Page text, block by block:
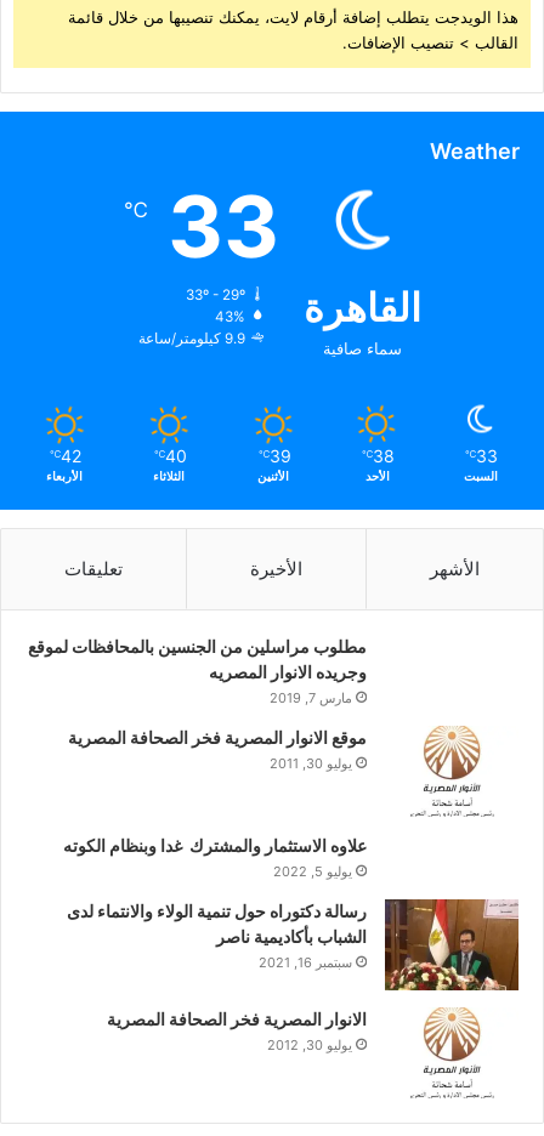
هذا الويدجت يتطلب إضافة أرقام لايت، يمكنك تنصيبها من خلال قائمة
القالب > تنصيب الإضافات.
Weather
القاهرة
سماء صافية
33
℃
33º - 29º
43%
9.9 كيلومتر/ساعة
33
℃
السبت
38
℃
الأحد
39
℃
الأثنين
40
℃
الثلاثاء
42
℃
الأربعاء
الأشهر الأخيرة تعليقات
مطلوب مراسلين من الجنسين بالمحافظات لموقع
وجريده الانوار المصريه
مارس 7, 2019
موقع الانوار المصرية فخر الصحافة المصرية
يوليو 30, 2011
علاوه الاستثمار والمشترك غدا وبنظام الكوته
يوليو 5, 2022
رسالة دكتوراه حول تنمية الولاء والانتماء لدى
الشباب بأكاديمية ناصر
سبتمبر 16, 2021
الانوار المصرية فخر الصحافة المصرية
يوليو 30, 2012